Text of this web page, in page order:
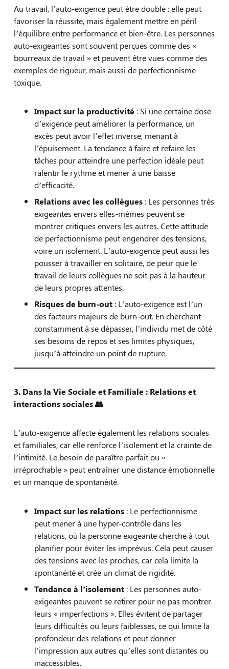
Au travail, l’auto-exigence peut être double : elle peut
favoriser la réussite, mais également mettre en péril
l’équilibre entre performance et bien-être. Les personnes
auto-exigeantes sont souvent perçues comme des «
bourreaux de travail » et peuvent être vues comme des
exemples de rigueur, mais aussi de perfectionnisme
toxique.
Impact sur la productivité : Si une certaine dose
d’exigence peut améliorer la performance, un
excès peut avoir l’effet inverse, menant à
l’épuisement. La tendance à faire et refaire les
tâches pour atteindre une perfection idéale peut
ralentir le rythme et mener à une baisse
d’efficacité.
Relations avec les collègues : Les personnes très
exigeantes envers elles-mêmes peuvent se
montrer critiques envers les autres. Cette attitude
de perfectionnisme peut engendrer des tensions,
voire un isolement. L’auto-exigence peut aussi les
pousser à travailler en solitaire, de peur que le
travail de leurs collègues ne soit pas à la hauteur
de leurs propres attentes.
Risques de burn-out : L’auto-exigence est l’un
des facteurs majeurs de burn-out. En cherchant
constamment à se dépasser, l’individu met de côté
ses besoins de repos et ses limites physiques,
jusqu’à atteindre un point de rupture.
3. Dans la Vie Sociale et Familiale : Relations et
interactions sociales👥
L’auto-exigence affecte également les relations sociales
et familiales, car elle renforce l’isolement et la crainte de
l’intimité. Le besoin de paraître parfait ou «
irréprochable » peut entraîner une distance émotionnelle
et un manque de spontanéité.
Impact sur les relations : Le perfectionnisme
peut mener à une hyper-contrôle dans les
relations, où la personne exigeante cherche à tout
planifier pour éviter les imprévus. Cela peut causer
des tensions avec les proches, car cela limite la
spontanéité et crée un climat de rigidité.
Tendance à l’isolement : Les personnes auto-
exigeantes peuvent se retirer pour ne pas montrer
leurs « imperfections ». Elles évitent de partager
leurs difficultés ou leurs faiblesses, ce qui limite la
profondeur des relations et peut donner
l’impression aux autres qu’elles sont distantes ou
inaccessibles.